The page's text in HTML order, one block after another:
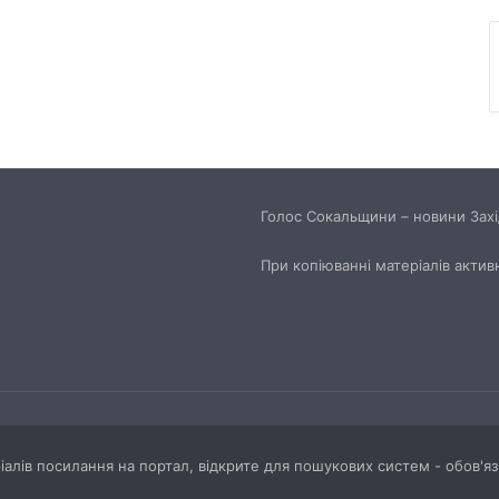
Голос Сокальщини – новини
При копіюванні матеріалів
посилання на портал, відкрите для пошукових систем -